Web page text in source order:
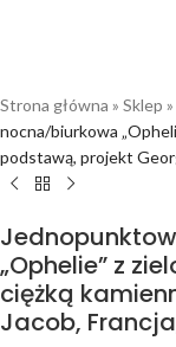
Strona główna » Sklep »
nocna/biurkowa
podstawą, projekt
„Ophelie” z
ciężką
Jacob,